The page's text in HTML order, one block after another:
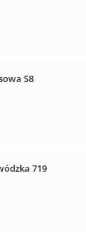
S8
719